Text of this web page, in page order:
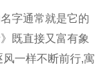
字通常就是它的
既直接又富有象
一样不断前行,寓